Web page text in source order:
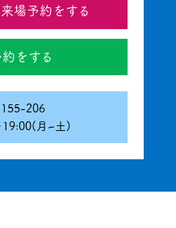
場予約をする
をする
206
19:00(月~土)